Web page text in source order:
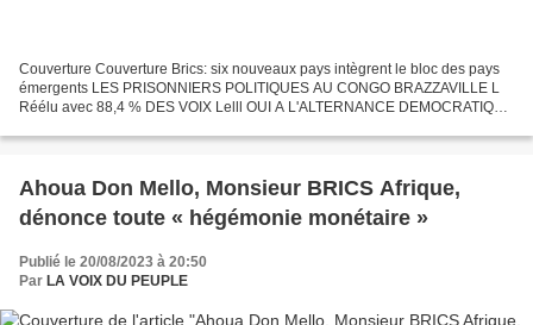
Couverture Couverture Brics: six nouveaux pays intègrent le bloc des pays
émergents LES PRISONNIERS POLITIQUES AU CONGO BRAZZAVILLE L
Réélu avec 88,4 % DES VOIX Lelll OUI A L'ALTERNANCE DEMOCRATIQUE
Ahoua Don Mello, Monsieur BRICS Afrique,
dénonce toute « hégémonie monétaire »
Publié le 20/08/2023 à 20:50
Par LA VOIX DU PEUPLE